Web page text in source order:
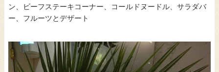
ン、ビーフステーキコーナー、コールドヌードル、サラダバ
ー、フルーツとデザート